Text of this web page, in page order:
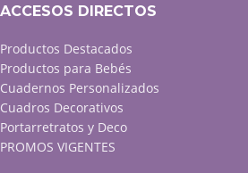
ACCESOS DIRECTOS
Productos Destacados
Productos para Bebés
Cuadernos Personalizados
Cuadros Decorativos
Portarretratos y Deco
PROMOS VIGENTES